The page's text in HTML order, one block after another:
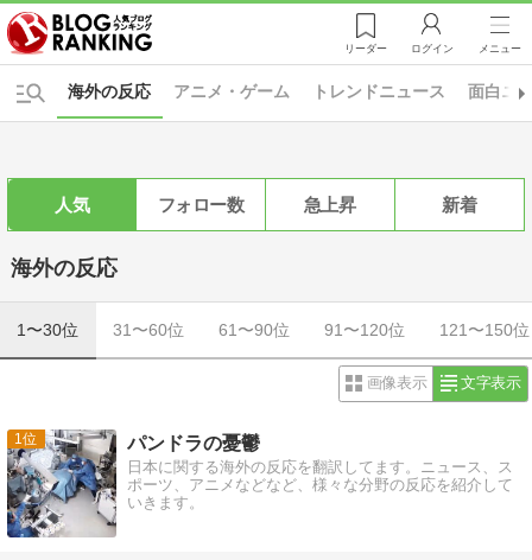
リーダー ログイン メニュー
アニメ・ゲーム トレンドニュース
海外の反応 面白ニ
人気 フォロー数 急上昇 新着
海外の反応
1〜30位 31〜60位 61〜90位 91〜120位 121〜150位
画像表示 文字表示
1 パンドラの憂鬱
日本に関する海外の反応を翻訳してます。ニュース、ス
ポーツ、アニメなどなど、様々な分野の反応を紹介して
いきます。